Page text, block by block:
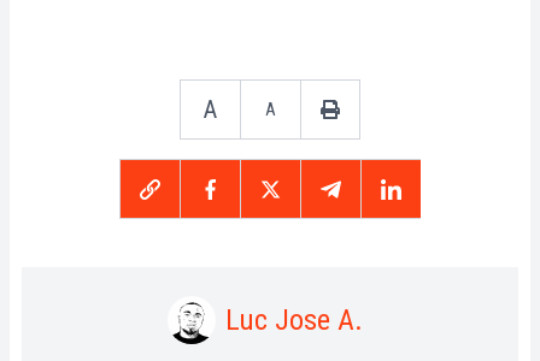
A A
Luc Jose A.